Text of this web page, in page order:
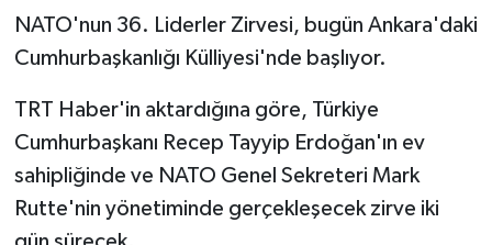
NATO'nun 36. Liderler Zirvesi, bugün Ankara'daki
Cumhurbaşkanlığı Külliyesi'nde başlıyor.
TRT Haber'in aktardığına göre, Türkiye
Cumhurbaşkanı Recep Tayyip Erdoğan'ın ev
sahipliğinde ve NATO Genel Sekreteri Mark
Rutte'nin yönetiminde gerçekleşecek zirve iki
GÜNEY KIBRIS
İÇ HABERLER
LAPTA
LEFKOŞA